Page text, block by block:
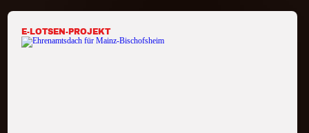
E-LOTSEN-PROJEKT